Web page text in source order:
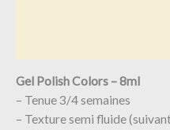
Gel Polish Colors – 8ml
– Tenue 3/4 semaines
– Texture semi fluide